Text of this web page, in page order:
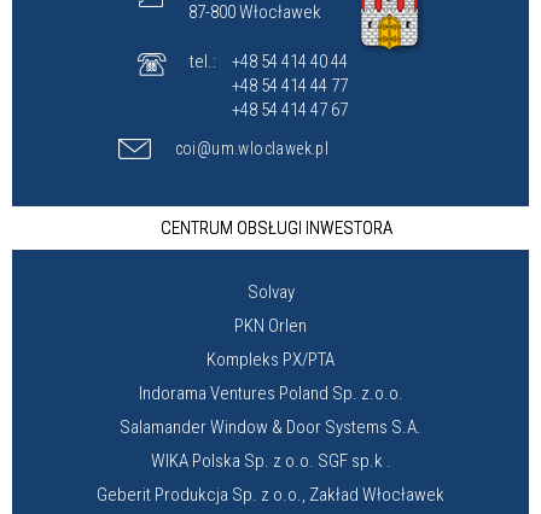
87-800 Włocławek
tel.:
+48 54 414 40 44
+48 54 414 44 77
+48 54 414 47 67
coi@um.wloclawek.pl
CENTRUM OBSŁUGI INWESTORA
Solvay
PKN Orlen
Kompleks PX/PTA
Indorama Ventures Poland Sp. z.o.o.
Salamander Window & Door Systems S.A.
WIKA Polska Sp. z o.o. SGF sp.k .
Geberit Produkcja Sp. z o.o., Zakład Włocławek